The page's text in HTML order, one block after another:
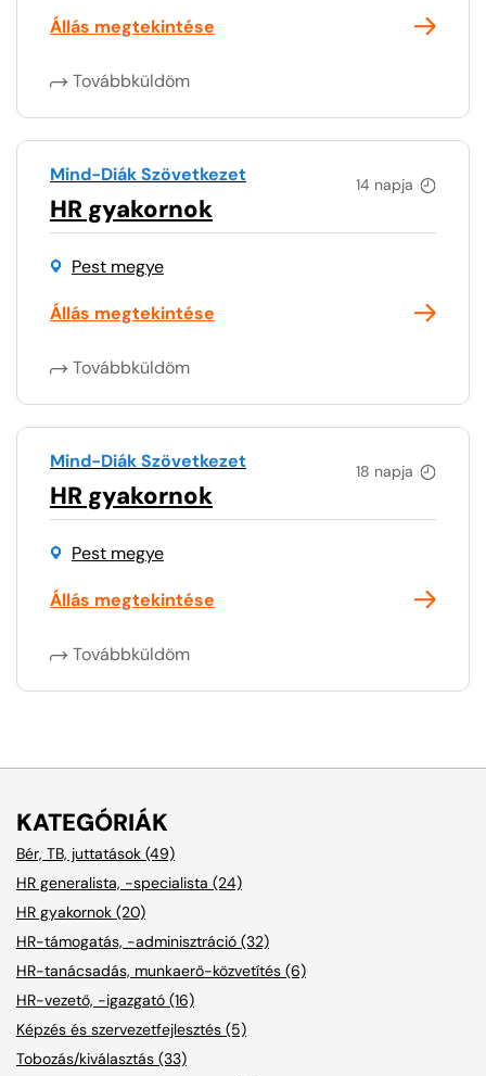
Állás megtekintése
Továbbküldöm
14 napja
Mind-Diák Szövetkezet
HR gyakornok
Pest megye
Állás megtekintése
Továbbküldöm
18 napja
Mind-Diák Szövetkezet
HR gyakornok
Pest megye
Állás megtekintése
Továbbküldöm
KATEGÓRIÁK
Bér, TB, juttatások (49)
HR generalista, -specialista (24)
HR gyakornok (20)
HR-támogatás, -adminisztráció (32)
HR-tanácsadás, munkaerő-közvetítés (6)
HR-vezető, -igazgató (16)
Képzés és szervezetfejlesztés (5)
Tobozás/kiválasztás (33)